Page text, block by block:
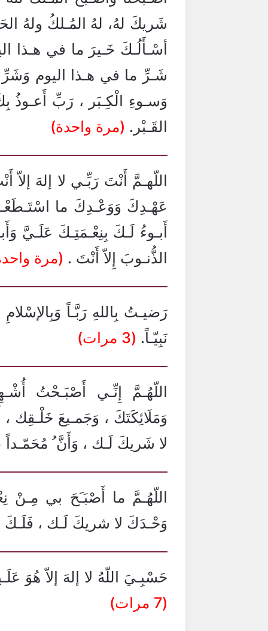
شَريكَ لهُ، لهُ المُـلكُ ولهُ
أسْـأَلُـكَ خَـيرَ ما في هـذا
شَـرِّ ما في هـذا اليوم
وَسـوءِ الْكِـبَر ، رَبِّ
القَـبْر. (مرة واحدة)
اللّهـمَّ أَنْتَ رَبِّـي لا إلهَ إلاّ
عَهْـدِكَ وَوَعْـدِكَ ما
أَبـوءُ لَـكَ بِنِعْـمَتِـكَ عَلَـيَّ
الذُّنـوبَ إِلاّ أَنْتَ . (مرة
رَضيـتُ بِاللهِ رَبَّـاً
نَبِيّـاً. (3 مرات)
اللّهُـمَّ إِنِّـي أَصْبَـحْتُ
وَمَلَائِكَتَكَ ، وَجَمـيعَ خَلْـقِك ،
لا شَريكَ لَـك ، وَأَنَّ
اللّهُـمَّ ما أَصْبَـَحَ بي مِـنْ
وَحْـدَكَ لا شريكَ لَـك ، فَلَـكَ
حَسْبِـيَ اللّهُ لا إلهَ إلاّ هُوَ
(7 مرات)